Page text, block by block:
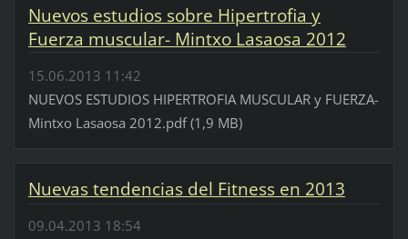
Nuevos estudios sobre Hipertrofia y
Fuerza muscular- Mintxo Lasaosa 2012
15.06.2013 11:42
NUEVOS ESTUDIOS HIPERTROFIA MUSCULAR y FUERZA-
Mintxo Lasaosa 2012.pdf (1,9 MB)
Nuevas tendencias del Fitness en 2013
09.04.2013 18:54